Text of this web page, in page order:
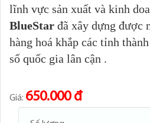
lĩnh vực sản xuất và kinh
BlueStar đã xây dựng được
hàng hoá khắp các tỉnh
số quốc gia lân cận .
Giá: 650.000 đ